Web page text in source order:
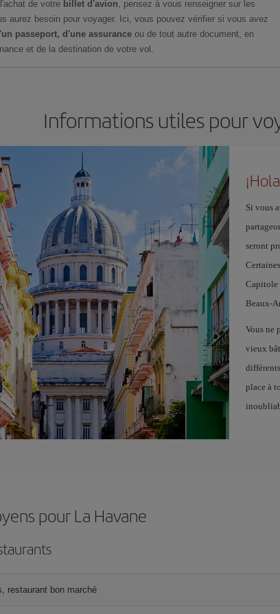
de votre billet d'avion, pensez à vous renseigner sur les
aurez besoin pour voyager. Ici, vous pouvez vérifier si vous avez
passeport, d'une assurance ou de tout autre document, en
et de la destination de votre vol.
Informations utiles pour
Si vous
seront
Capitole
Beaux-
Vous ne
vieux
place à
pour La Havane
restaurant bon marché